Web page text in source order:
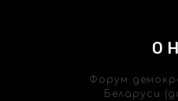
О
Форум
Беларуси